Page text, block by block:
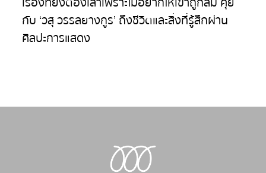
กับ ‘วสุ วรรลยางกูร’ ถึงชีวิตและสิ่งที่รู้สึกผ่าน
ศิลปะการแสดง